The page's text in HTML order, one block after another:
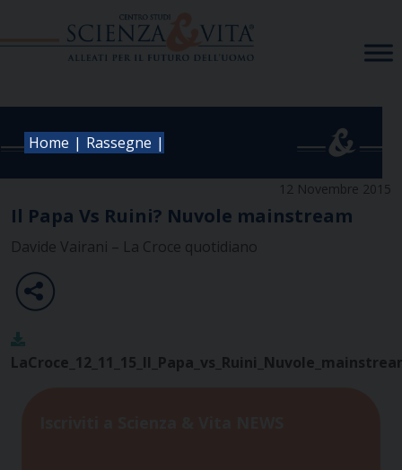
Home | Rassegne |
12 Novembre 2015
Il Papa Vs Ruini? Nuvole mainstream
Davide Vairani – La Croce quotidiano